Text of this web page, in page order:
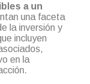
a un
una faceta
la inversión y
incluyen
en la